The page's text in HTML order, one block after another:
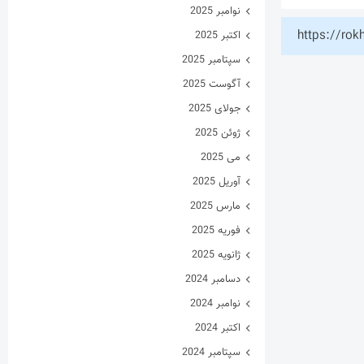
https://
نوامبر 2025
اکتبر 2025
سپتامبر 2025
آگوست 2025
جولای 2025
ژوئن 2025
می 2025
آوریل 2025
مارس 2025
فوریه 2025
ژانویه 2025
دسامبر 2024
نوامبر 2024
اکتبر 2024
سپتامبر 2024